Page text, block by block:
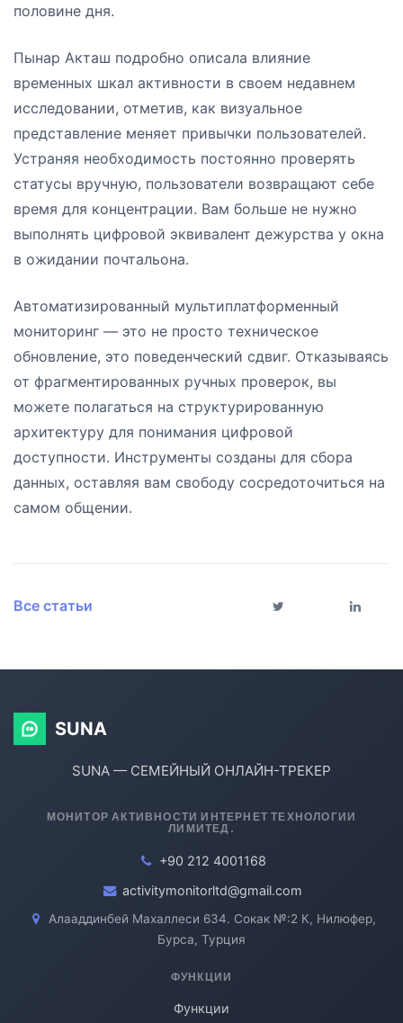
половине дня.
Пынар Акташ подробно описала влияние
временных шкал активности в своем недавнем
исследовании, отметив, как визуальное
представление меняет привычки пользователей.
Устраняя необходимость постоянно проверять
статусы вручную, пользователи возвращают себе
время для концентрации. Вам больше не нужно
выполнять цифровой эквивалент дежурства у окна
в ожидании почтальона.
Автоматизированный мультиплатформенный
мониторинг — это не просто техническое
обновление, это поведенческий сдвиг. Отказываясь
от фрагментированных ручных проверок, вы
можете полагаться на структурированную
архитектуру для понимания цифровой
доступности. Инструменты созданы для сбора
данных, оставляя вам свободу сосредоточиться на
самом общении.
Все статьи
SUNA
SUNA — СЕМЕЙНЫЙ ОНЛАЙН-ТРЕКЕР
МОНИТОР АКТИВНОСТИ ИНТЕРНЕТ ТЕХНОЛОГИИ
ЛИМИТЕД.
+90 212 4001168
activitymonitorltd@gmail.com
Алааддинбей Махаллеси 634. Сокак №:2 К, Нилюфер,
Бурса, Турция
ФУНКЦИИ
Функции